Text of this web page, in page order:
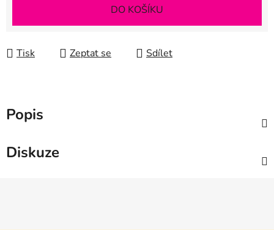
DO KOŠÍKU
Tisk Zeptat se Sdílet
Popis
Diskuze